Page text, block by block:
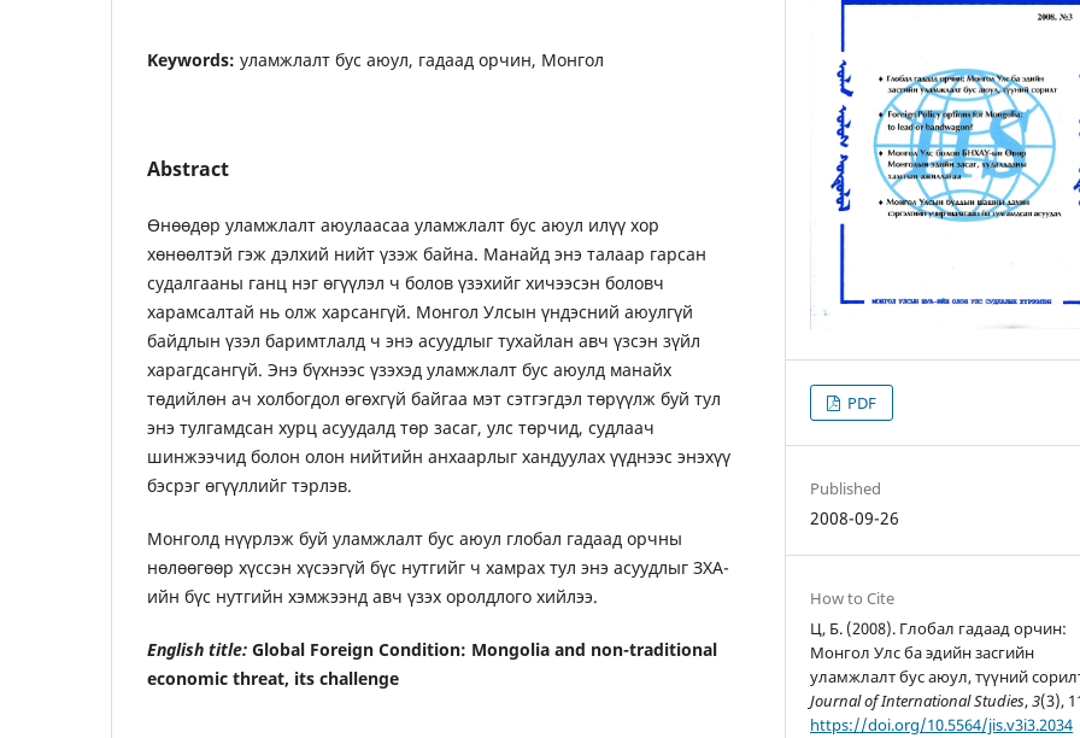
Keywords: уламжлалт бус аюул, гадаад орчин, Монгол
Abstract
Өнөөдөр уламжлалт аюулаасаа уламжлалт бус аюул илүү хор
хөнөөлтэй гэж дэлхий нийт үзэж байна. Манайд энэ талаар гарсан
судалгааны ганц нэг өгүүлэл ч болов үзэхийг хичээсэн боловч
харамсалтай нь олж харсангүй. Монгол Улсын үндэсний аюулгүй
байдлын үзэл баримтлалд ч энэ асуудлыг тухайлан авч үзсэн зүйл
харагдсангүй. Энэ бүхнээс үзэхэд уламжлалт бус аюулд манайх
төдийлөн ач холбогдол өгөхгүй байгаа мэт сэтгэгдэл төрүүлж буй тул
энэ тулгамдсан хурц асуудалд төр засаг, улс төрчид, судлаач
шинжээчид болон олон нийтийн анхаарлыг хандуулах үүднээс энэхүү
бэсрэг өгүүллийг тэрлэв.
Монголд нүүрлэж буй уламжлалт бус аюул глобал гадаад орчны
нөлөөгөөр хүссэн хүсээгүй бүс нутгийг ч хамрах тул энэ асуудлыг ЗХА-
ийн бүс нутгийн хэмжээнд авч үзэх оролдлого хийлээ.
English title: Global Foreign Condition: Mongolia and non-traditional
economic threat, its challenge
PDF
Published
2008-09-26
How to Cite
Ц, Б. (2008). Глобал гадаад орчин:
Монгол Улс ба эдийн засгийн
уламжлалт бус аюул, түүний
Journal of International Studies,3(3),
https://doi.org/10.5564/jis.v3i3.2034